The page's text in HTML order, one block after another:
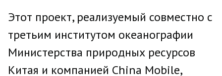
Этот проект, реализуемый совместно с
третьим институтом океанографии
Министерства природных ресурсов
Китая и компанией China Mobile,